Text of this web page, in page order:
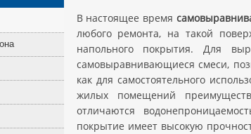
В настоящее время
любого ремонта, на такой
напольного покрытия. Для
самовыравнивающиеся смеси,
как для самостоятельного
жилых помещений
отличаются
покрытие имеет высокую